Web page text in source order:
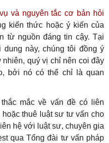
và nguyên tắc cơ bản hỏi
kiến thức hoặc ý kiến của
từ nguồn đáng tin cậy. Tại
này, chúng tôi đồng ý
quý vị chỉ nên coi đây
bởi nó có thể chỉ là quan
mắc về vấn đề có liên
thuê luật sư tư vấn cho
hệ với luật sư, chuyên gia
qua Tổng đài tư vấn pháp